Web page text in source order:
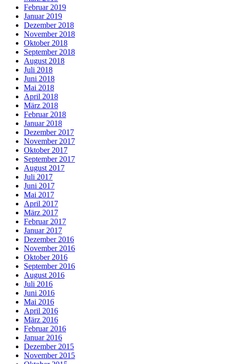
Februar 2019
Januar 2019
Dezember 2018
November 2018
Oktober 2018
September 2018
August 2018
Juli 2018
Juni 2018
Mai 2018
April 2018
März 2018
Februar 2018
Januar 2018
Dezember 2017
November 2017
Oktober 2017
September 2017
August 2017
Juli 2017
Juni 2017
Mai 2017
April 2017
März 2017
Februar 2017
Januar 2017
Dezember 2016
November 2016
Oktober 2016
September 2016
August 2016
Juli 2016
Juni 2016
Mai 2016
April 2016
März 2016
Februar 2016
Januar 2016
Dezember 2015
November 2015